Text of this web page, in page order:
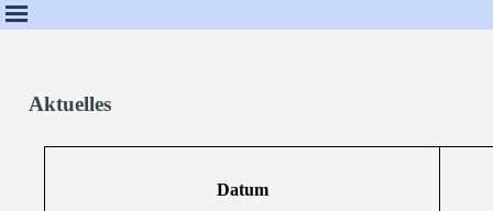
Aktuelles
Datum